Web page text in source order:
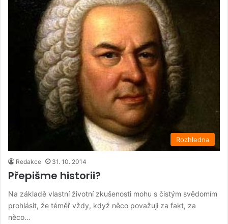
Rozhledna
Redakce 31. 10. 2014
Přepišme historii?
Na základě vlastní životní zkušenosti mohu s čistým svědomím
prohlásit, že téměř vždy, když něco považuji za fakt, za
něco…